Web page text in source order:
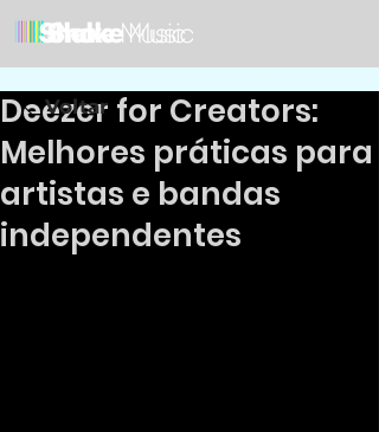
Deezer for Creators:
Melhores práticas para
artistas e bandas
independentes
Voltar